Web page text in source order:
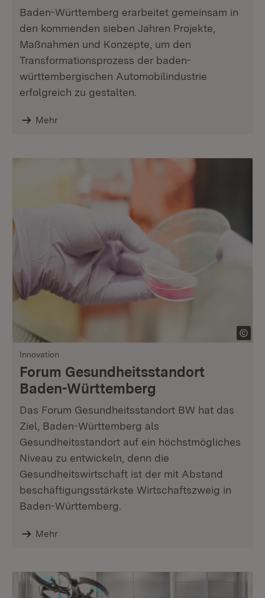
Baden-Württemberg erarbeitet gemeinsam in
den kommenden sieben Jahren Projekte,
Maßnahmen und Konzepte, um den
Transformationsprozess der baden-
württembergischen Automobilindustrie
erfolgreich zu gestalten.
Mehr
Innovation
Forum Gesundheitsstandort
Baden-Württemberg
Das Forum Gesundheitsstandort BW hat das
Ziel, Baden-Württemberg als
Gesundheitsstandort auf ein höchstmögliches
Niveau zu entwickeln, denn die
Gesundheitswirtschaft ist der mit Abstand
beschäftigungsstärkste Wirtschaftszweig in
Baden-Württemberg.
Mehr